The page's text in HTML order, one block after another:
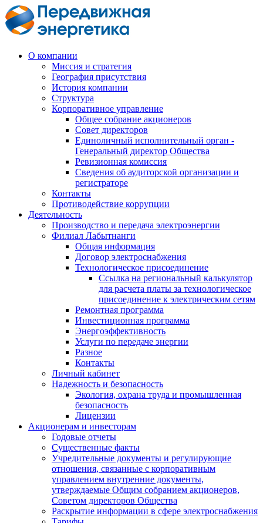
О компании
Миссия и стратегия
География присутствия
История компании
Структура
Корпоративное управление
Общее собрание акционеров
Совет директоров
Единоличный исполнительный орган -
Генеральный директор Общества
Ревизионная комиссия
Сведения об аудиторской организации и
регистраторе
Контакты
Противодействие коррупции
Деятельность
Производство и передача электроэнергии
Филиал Лабытнанги
Общая информация
Договор электроснабжения
Технологическое присоединение
Ссылка на региональный калькулятор
для расчета платы за технологическое
присоединение к электрическим сетям
Ремонтная программа
Инвестиционная программа
Энергоэффективность
Услуги по передаче энергии
Разное
Контакты
Личный кабинет
Надежность и безопасность
Экология, охрана труда и промышленная
безопасность
Лицензии
Акционерам и инвесторам
Годовые отчеты
Существенные факты
Учредительные документы и регулирующие
отношения, связанные с корпоративным
управлением внутренние документы,
утверждаемые Общим собранием акционеров,
Советом директоров Общества
Раскрытие информации в сфере электроснабжения